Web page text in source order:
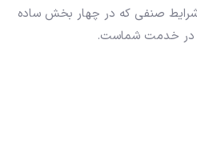
صنفی که در چهار بخش ساده
در خدمت شماست.